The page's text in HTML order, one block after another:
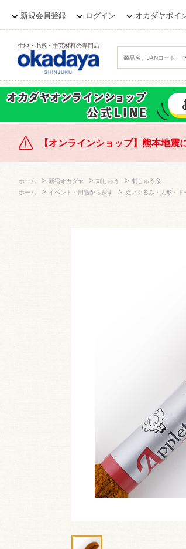
新規会員登録 ログイン オカダヤポイ
生地・毛糸・手芸材料の専門店
【オンラインショップ】熊本地
ホーム > 新宿オカダヤ > 刺しゅう > 刺しゅう糸
ホーム
> イベント・用途から探す > ぬいぐるみ・人形・ド